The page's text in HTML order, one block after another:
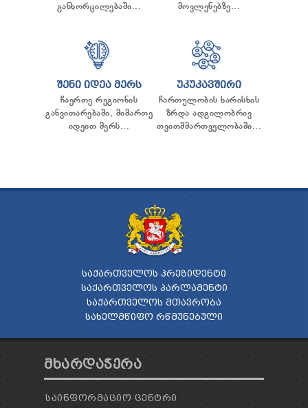
განხორცილებაში...
მოვლენებზე...
ᲨᲔᲜᲘ ᲘᲓᲔᲐ ᲛᲔᲠᲡ
ჩაერთე რეგიონის
განვითარებაში, მიმართე
იდეით მერს...
ᲣᲙᲣᲙᲐᲕᲨᲘᲠᲘ
ჩართულობის ხარისხის
ზრდა ადგილობრივ
თვითმმართველობაში...
ᲡᲐᲥᲐᲠᲗᲕᲔᲚᲝᲡ ᲞᲠᲔᲖᲘᲓᲔᲜᲢᲘ
ᲡᲐᲥᲐᲠᲗᲕᲔᲚᲝᲡ ᲞᲐᲠᲚᲐᲛᲔᲜᲢᲘ
ᲡᲐᲥᲐᲠᲗᲕᲔᲚᲝᲡ ᲛᲗᲐᲕᲠᲝᲑᲐ
ᲡᲐᲮᲔᲚᲛᲬᲘᲤᲝ ᲠᲬᲛᲣᲜᲔᲑᲣᲚᲘ
ᲛᲮᲐᲠᲓᲐᲭᲔᲠᲐ
ᲡᲐᲘᲜᲤᲝᲠᲛᲐᲪᲘᲝ ᲪᲔᲜᲢᲠᲘ